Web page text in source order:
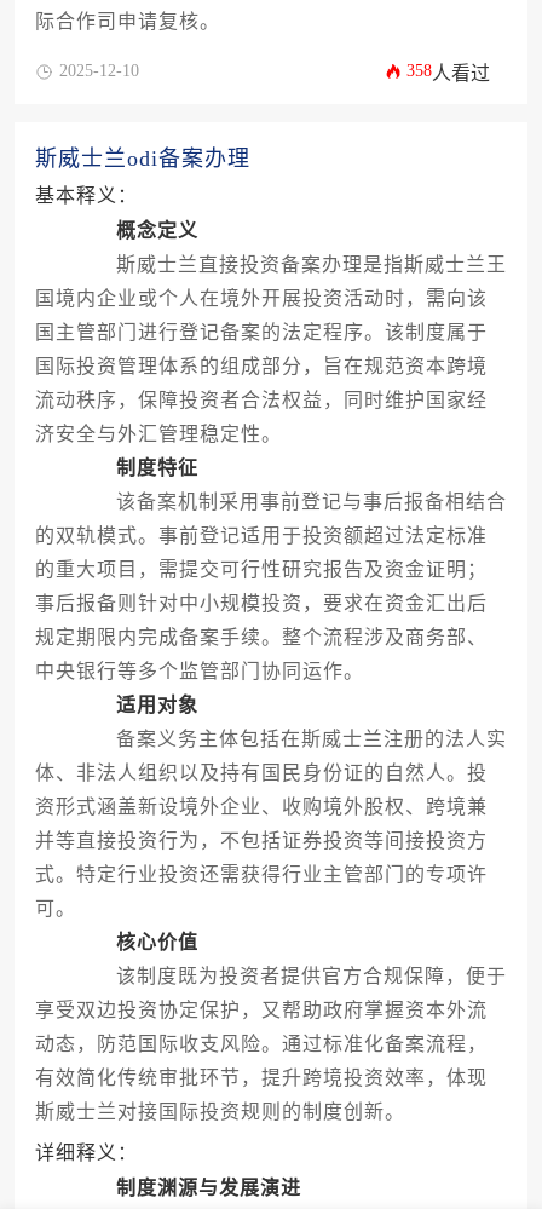
际合作司申请复核。
2025-12-10 358人看过
斯威士兰odi备案办理
基本释义：
概念定义
斯威士兰直接投资备案办理是指斯威士兰王
国境内企业或个人在境外开展投资活动时，需向该
国主管部门进行登记备案的法定程序。该制度属于
国际投资管理体系的组成部分，旨在规范资本跨境
流动秩序，保障投资者合法权益，同时维护国家经
济安全与外汇管理稳定性。
制度特征
该备案机制采用事前登记与事后报备相结合
的双轨模式。事前登记适用于投资额超过法定标准
的重大项目，需提交可行性研究报告及资金证明；
事后报备则针对中小规模投资，要求在资金汇出后
规定期限内完成备案手续。整个流程涉及商务部、
中央银行等多个监管部门协同运作。
适用对象
备案义务主体包括在斯威士兰注册的法人实
体、非法人组织以及持有国民身份证的自然人。投
资形式涵盖新设境外企业、收购境外股权、跨境兼
并等直接投资行为，不包括证券投资等间接投资方
式。特定行业投资还需获得行业主管部门的专项许
可。
核心价值
该制度既为投资者提供官方合规保障，便于
享受双边投资协定保护，又帮助政府掌握资本外流
动态，防范国际收支风险。通过标准化备案流程，
有效简化传统审批环节，提升跨境投资效率，体现
斯威士兰对接国际投资规则的制度创新。
详细释义：
制度渊源与发展演进